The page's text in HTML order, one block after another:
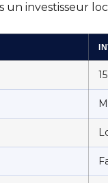
un investisseur